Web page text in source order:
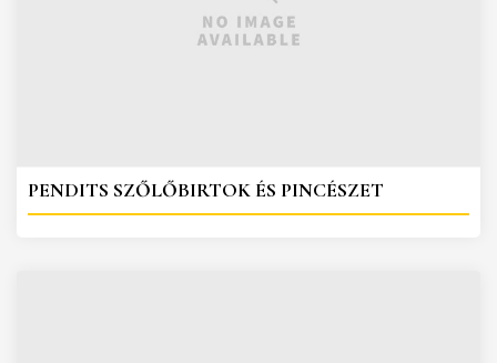
PENDITS SZŐLŐBIRTOK ÉS PINCÉSZET